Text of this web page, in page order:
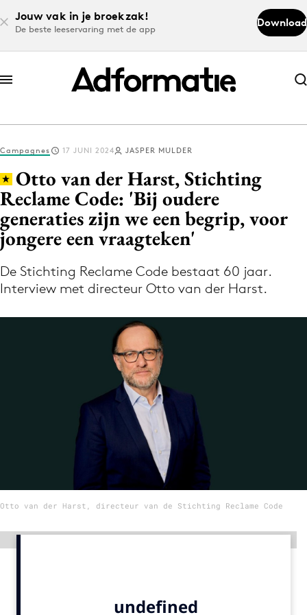
Jouw vak in je broekzak!
De beste leeservaring met de app
Download
Abonneer nu
Abonneer nu
Log in
Download de app
Volg het laatste nieuws via de Adformatie
Nieuws app
9 sept: GenAI-training
12 nov: MarketingLive!
Opleidingen
Vacatures
Academy
Campagnes 17 JUNI 2024 JASPER MULDER
Otto van der Harst, Stichting
Reclame Code: 'Bij oudere
generaties zijn we een begrip, voor
jongere een vraagteken'
De Stichting Reclame Code bestaat 60 jaar.
Interview met directeur Otto van der Harst.
Otto van der Harst, directeur van de Stichting Reclame Code